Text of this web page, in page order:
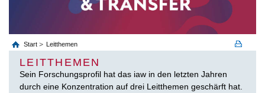
Start Leitthemen
LEITTHEMEN
Sein Forschungsprofil hat das iaw in den letzten Jahren
durch eine Konzentration auf drei Leitthemen geschärft hat.